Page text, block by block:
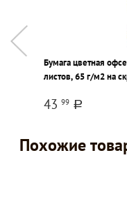
Бумага цветная
листов, 65 г/м2 на
43 99 a
Похожие